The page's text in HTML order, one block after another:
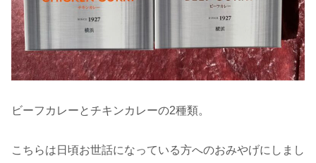
ビーフカレーとチキンカレーの2種類。
こちらは日頃お世話になっている方へのおみやげにしまし